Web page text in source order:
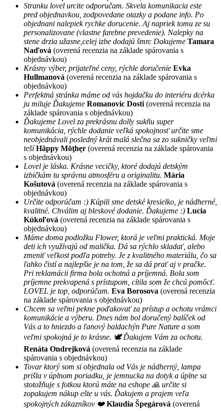
Stranku lovel urcite odporučam. Skvela komunikacia este
pred objednavkou, zodpovedane otazky a podane info. Po
objednani nalepiek rychke dorucenie. Aj napriek tomu ze su
personalizovane (vlastne farebne prevedenie). Nalepky na
stene drzia užasne,celej izbe dodajú šmrc Dakujeme Tamara
Naďová (overená recenzia na základe spárovania s
objednávkou)
Krásny výber, prijateľné ceny, rýchle doručenie Evka
Hullmanová (overená recenzia na základe spárovania s
objednávkou)
Perfektná stránka máme od vás hojdačku do interiéru dcérka
ju miluje Ďakujeme Romanovic Dosti (overená recenzia na
základe spárovania s objednávkou)
Ďakujeme Lovel za prekrásnu dolly sukňu super
komunikácia, rýchle dodanie veľká spokojnosť určite sme
neobjednávali posledný krát malá slečna sa zo sukničky veľmi
tešíHãppy Mõţhęr (overená recenzia na základe spárovania
s objednávkou)
Lovel je láska. Krásne vecičky, ktoré dodajú detským
izbičkám tu správnu atmosféru a originalitu. Mária
Košutová (overená recenzia na základe spárovania s
objednávkou)
Určite odporúčam :) Kúpili sme detské kresielko, je nádherné,
kvalitné. Chválim aj bleskové dodanie. Ďakujeme :) Lucia
Kúkoľová (overená recenzia na základe spárovania s
objednávkou)
Máme doma podložku Flower, ktorá je veľmi praktická. Moje
deti ich využívajú od malička. Dá sa rýchlo skladať, alebo
zmeniť veľkost podľa potreby. Je z kvalitného materiálu, čo sa
ľahko čistí a najlepšie je na tom, že sa dá prať aj v pračke.
Pri reklamácii firma bola ochotná a príjemná. Bola som
príjemne prekvapená s prístupom, cítila som že chcú pomôcť.
LOVEL je top, odporúčam. Eva Borosova (overená recenzia
na základe spárovania s objednávkou)
Chcem sa veľmi pekne poďakovať za prístup a ochotu vrámci
komunikácie a výberu. Dnes nám bol doručený balíček od
Vás a to hniezdo a ľanový baldachýn Pure Nature a som
veľmi spokojná je to krásne. 🕊 Ďakujem Vám za ochotu.
Renáta Ondrejková (overená recenzia na základe
spárovania s objednávkou)
Tovar ktorý som si objednala od Vás je nádherný, lampa
prišla v úplnom poriadku, je jemnucka na dotyk a úplne sa
stotožňuje s fotkou ktorú máte na eshope 🙏 určite si
zopakujem nákup ešte u vás. Ďakujem a prajem veľa
spokojných zákazníkov ❤️ Klaudia Špegárová (overená